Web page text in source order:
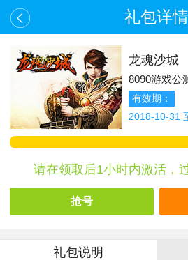
礼包详情
龙魂沙城
8090游戏公
有效期：
2018-10-31
请在领取后1小时内激活，
抢号
礼包说明